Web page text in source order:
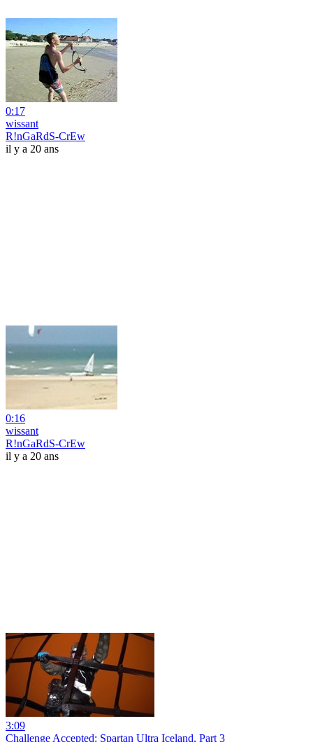
0:17
wissant
R!nGaRdS-CrEw
il y a 20 ans
0:16
wissant
R!nGaRdS-CrEw
il y a 20 ans
3:09
Challenge Accepted: Spartan Ultra Iceland, Part 3